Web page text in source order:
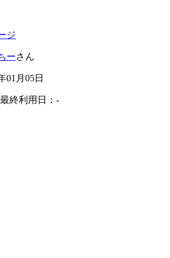
ジ
ーさん
01月05日
終利用日：-